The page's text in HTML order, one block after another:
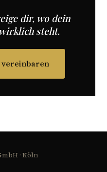
dir, wo dein
steht.
· Köln